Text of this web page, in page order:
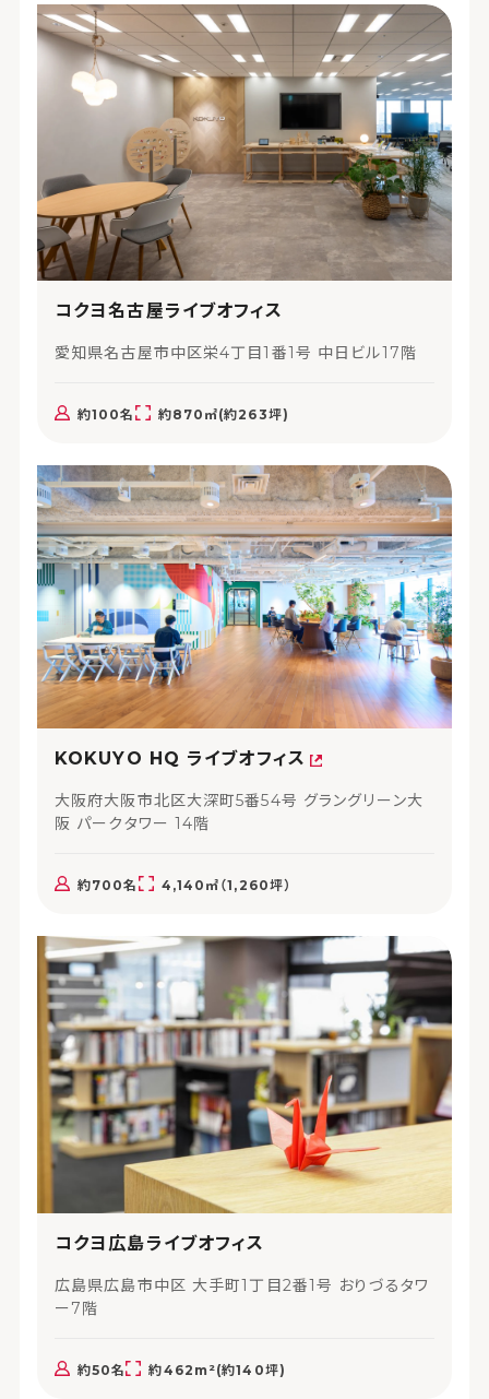
コクヨ名古屋ライブオフィス
愛知県名古屋市中区栄4丁目1番1号 中日ビル17階
約100名 約870㎡(約263坪)
KOKUYO HQ ライブオフィス
大阪府大阪市北区大深町5番54号 グラングリーン大
阪 パークタワー 14階
約700名 4,140㎡（1,260坪）
コクヨ広島ライブオフィス
広島県広島市中区 大手町1丁目2番1号 おりづるタワ
ー7階
約50名 約462m²(約140坪)